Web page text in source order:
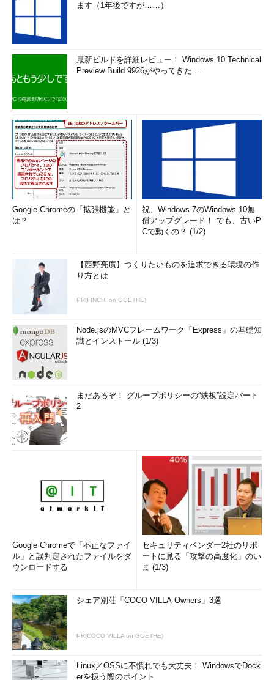
ます（1年後ですが……）
最新ビルドを詳細レビュー！ Windows 10 Technical
Preview Build 9926がやってきた ...
Google Chromeの「拡張機能」と
は？
祝、Windows 7のWindows 10無
償アップグレード！ でも、古いP
Cで動くの？ (1/2)
【西野亮廣】つくりたいものを追求できる環境の作
り方とは
PR(FINCHI on GOETHE)
Node.jsのMVCフレームワーク「Express」の基礎知
識とインストール (1/3)
まだあるぞ！ グループポリシーの“鉄板”設定パート
2
Google Chromeで「不正なファイ
ル」と誤判定されたファイルをダ
ウンロードする
セキュリティベンダー2社のリポ
ートに見る「攻撃の高度化」のい
ま (1/3)
シェア別荘「COCO VILLA Owners」3選
PR(COCO VILLA on GOETHE)
Linux／OSSに不慣れでも大丈夫！ WindowsでDock
erを扱う際のポイント